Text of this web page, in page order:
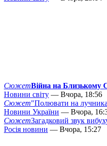
СюжетВійна на Близькому
Новини світу — Вчора, 18:56
Сюжет"Полювати на
Новини України — Вчора,
СюжетЗагадковий звук
Росія новини — Вчора, 15:27